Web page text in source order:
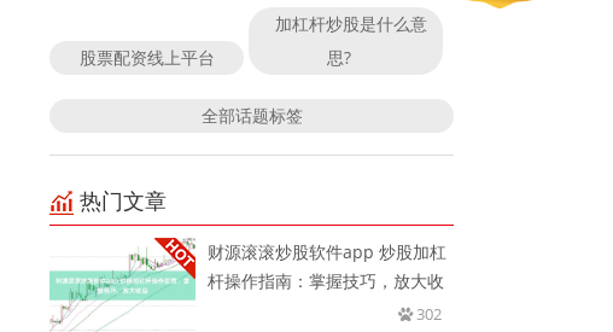
股票配资线上平台
加杠杆炒股是什么意
思?
全部话题标签
热门文章
财源滚滚炒股软件app 炒股加杠
杆操作指南：掌握技巧，放大收
302